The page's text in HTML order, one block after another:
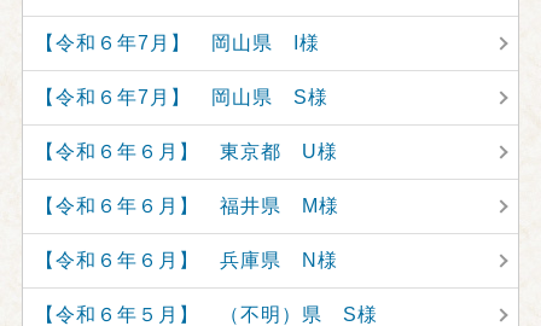
【令和６年7月】 岡山県 I様
【令和６年7月】 岡山県 S様
【令和６年６月】 東京都 U様
【令和６年６月】 福井県 M様
【令和６年６月】 兵庫県 N様
【令和６年５月】 （不明）県 S様